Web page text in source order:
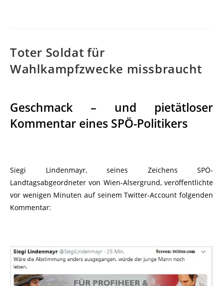
Toter Soldat für
Wahlkampfzwecke missbraucht
Geschmack – und pietätloser
Kommentar eines SPÖ-Politikers
Siegi Lindenmayr, seines Zeichens SPÖ-
Landtagsabgeordneter von Wien-Alsergrund, veröffentlichte
vor wenigen Minuten auf seinem Twitter-Account folgenden
Kommentar: